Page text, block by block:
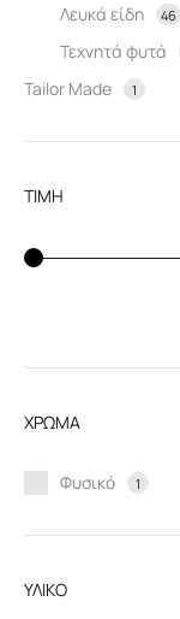
Λευκά είδη 46
Τεχνητά φυτά
Tailor Made 1
ΤΙΜΗ
ΧΡΩΜΑ
Φυσικό 1
ΥΛΙΚΟ